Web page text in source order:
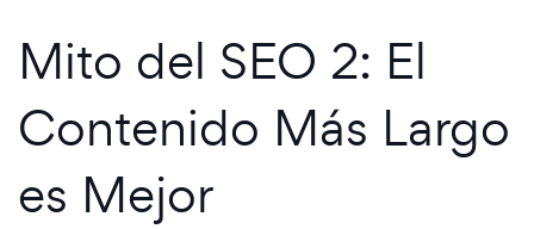
Mito del SEO 2: El
Contenido Más Largo
es Mejor